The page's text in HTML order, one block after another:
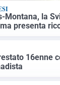
Montana, la
presenta
16enne